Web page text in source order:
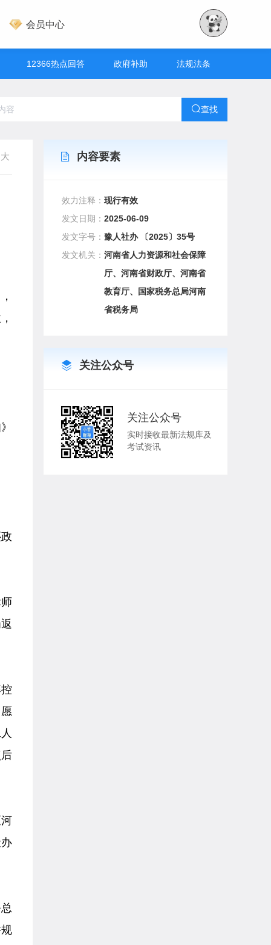
会员中心
12366热点回答 政府补助 法规法条
查找
内容要素
效力注释：现行有效
发文日期：2025-06-09
发文字号：豫人社办 〔2025〕35号
发文机关：河南省人力资源和社会保障
厅、河南省财政厅、河南省
教育厅、国家税务总局河南
省税务局
关注公众号
关注公众号
实时接收最新法规库及
考试资讯
大